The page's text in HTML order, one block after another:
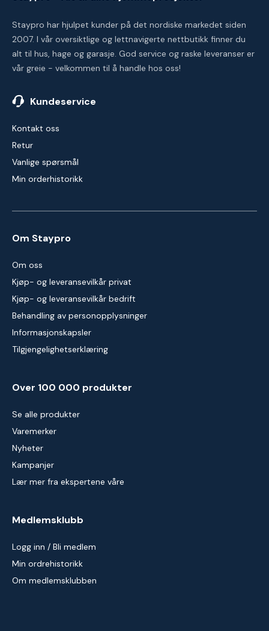
Staypro har hjulpet kunder på det nordiske markedet siden
2007. I vår oversiktlige og lettnavigerte nettbutikk finner du
alt til hus, hage og garasje. God service og raske leveranser er
vår greie - velkommen til å handle hos oss!
Kundeservice
Kontakt oss
Retur
Vanlige spørsmål
Min orderhistorikk
Om Staypro
Om oss
Kjøp- og leveransevilkår privat
Kjøp- og leveransevilkår bedrift
Behandling av personopplysninger
Informasjonskapsler
Tilgjengelighetserklæring
Over 100 000 produkter
Se alle produkter
Varemerker
Nyheter
Kampanjer
Lær mer fra ekspertene våre
Medlemsklubb
Logg inn / Bli medlem
Min ordrehistorikk
Om medlemsklubben